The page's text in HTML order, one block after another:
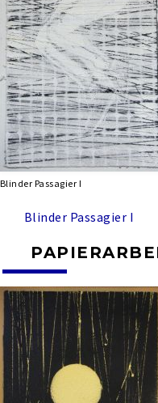
Blinder Passagier I
Blinder Passagier I